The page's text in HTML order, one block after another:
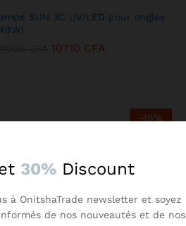
lampe SUN 3C UV/LED pour ongles
10710 CFA
-19%
30% Discount
à OnitshaTrade newsletter et soyez
de nos nouveautés et de nos